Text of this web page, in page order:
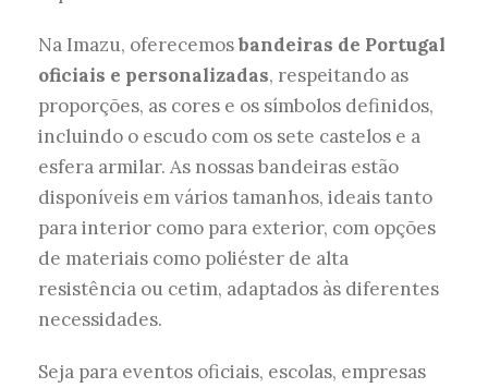
Na Imazu, oferecemosbandeiras de Portugal
oficiais e personalizadas, respeitando as
proporções, as cores e os símbolos definidos,
incluindo o escudo com os sete castelos e a
esfera armilar. As nossas bandeiras estão
disponíveis em vários tamanhos, ideais tanto
para interior como para exterior, com opções
de materiais como poliéster de alta
resistência ou cetim, adaptados às diferentes
necessidades.
Seja para eventos oficiais, escolas, empresas